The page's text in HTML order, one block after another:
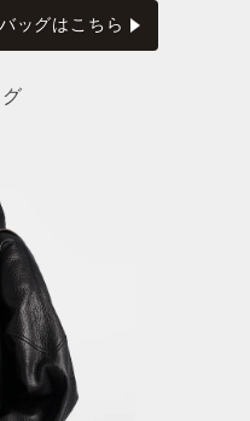
ッグはこちら
グ